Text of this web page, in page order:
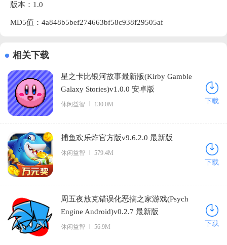
版本：1.0
MD5值：4a848b5bef274663bf58c938f29505af
相关下载
星之卡比银河故事最新版(Kirby Gamble
Galaxy Stories)v1.0.0 安卓版
休闲益智 130.0M 下载
捕鱼欢乐炸官方版v9.6.2.0 最新版
休闲益智 579.4M
下载
周五夜放克错误化恶搞之家游戏(Psych
Engine Android)v0.2.7 最新版
休闲益智 56.9M 下载